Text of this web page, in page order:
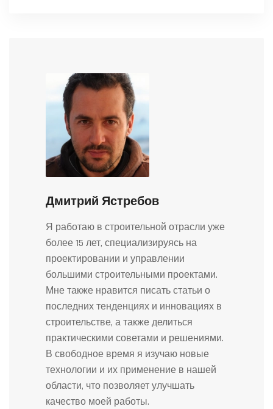
Дмитрий Ястребов
Я работаю в строительной отрасли уже
более 15 лет, специализируясь на
проектировании и управлении
большими строительными проектами.
Мне также нравится писать статьи о
последних тенденциях и инновациях в
строительстве, а также делиться
практическими советами и решениями.
В свободное время я изучаю новые
технологии и их применение в нашей
области, что позволяет улучшать
качество моей работы.